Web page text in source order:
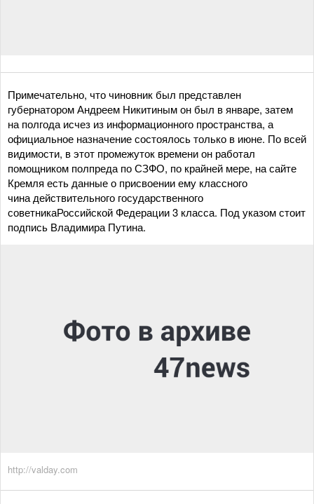
Примечательно, что чиновник был представлен
губернатором Андреем Никитиным он был в январе, затем
на полгода исчез из информационного пространства, а
официальное назначение состоялось только в июне. По всей
видимости, в этот промежуток времени он работал
помощником полпреда по СЗФО, по крайней мере, на сайте
Кремля есть данные о присвоении ему классного
чина действительного государственного
советникаРоссийской Федерации 3 класса. Под указом стоит
подпись Владимира Путина.
http://valday.com